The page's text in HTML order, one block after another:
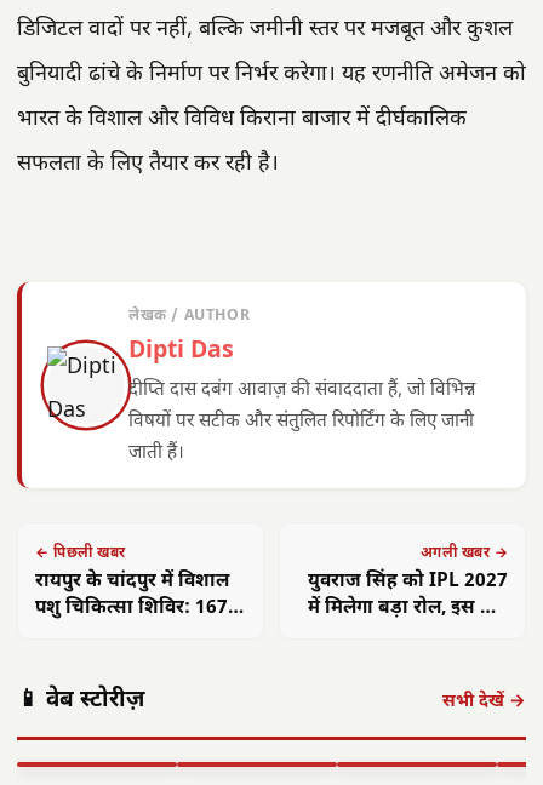
डिजिटल वादों पर नहीं, बल्कि जमीनी स्तर पर मजबूत और कुशल
बुनियादी ढांचे के निर्माण पर निर्भर करेगा। यह रणनीति अमेजन को
भारत के विशाल और विविध किराना बाजार में दीर्घकालिक
सफलता के लिए तैयार कर रही है।
लेखक / AUTHOR
Dipti Das
दीप्ति दास दबंग आवाज़ की संवाददाता हैं, जो विभिन्न
विषयों पर सटीक और संतुलित रिपोर्टिंग के लिए जानी
जाती हैं।
← पिछली खबर
रायपुर के चांदपुर में विशाल
पशु चिकित्सा शिविर: 167
अगली खबर →
युवराज सिंह को IPL 2027
में मिलेगा बड़ा रोल, इस टीम
📱 वेब स्टोरीज़ सभी देखें →
खरोरा पुलिस ने
शराब के…
सेवा…
फैसले: विकास और
मिली नई…